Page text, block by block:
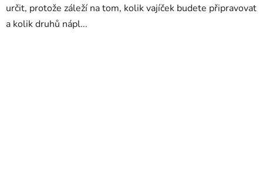
určit, protože záleží na tom, kolik vajíček budete připravovat
a kolik druhů nápl...